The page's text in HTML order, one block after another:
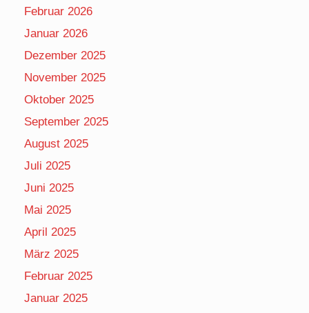
Februar 2026
Januar 2026
Dezember 2025
November 2025
Oktober 2025
September 2025
August 2025
Juli 2025
Juni 2025
Mai 2025
April 2025
März 2025
Februar 2025
Januar 2025